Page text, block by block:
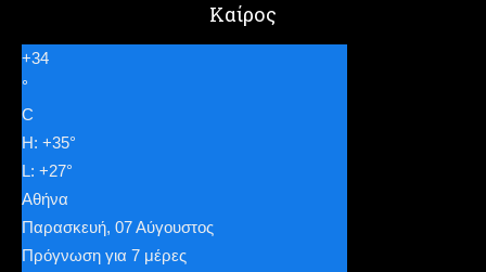
Καίρος
+34
°
C
H: +35°
L: +27°
Αθήνα
Παρασκευή, 07 Αύγουστος
Πρόγνωση για 7 μέρες